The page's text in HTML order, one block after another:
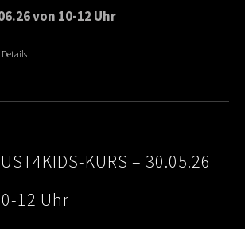
€65.00
von 10-12 Uhr
Details
KURS – 30.05.26
12 Uhr